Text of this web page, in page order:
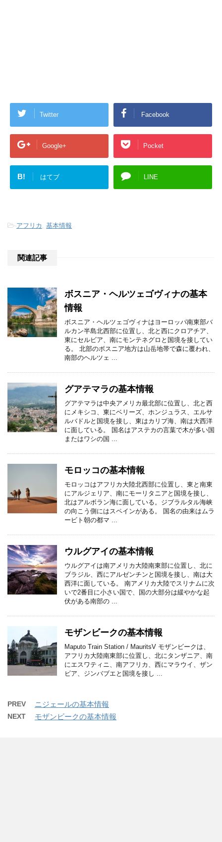
Twitter Facebook
Google+ Pocket
B! はてブ LINE
-アフリカ 基本情報
関連記事
ボスニア・ヘルツェゴヴィナの基本
情報
ボスニア・ヘルツェゴヴィナはヨーロッパ南東部バ
ルカン半島北西部に位置し、北と西にクロアチア、
東にセルビア、南にモンテネグロと国境を接してい
る。 北部のボスニア地方は山岳地帯で森に覆われ、
南部のヘルツェ ...
グアテマラの基本情報
グアテマラは中央アメリカ最北部に位置し、北と西
にメキシコ、東にベリーズ、ホンジュラス、エルサ
ルバドルと国境を接し、東はカリブ海、南は大西洋
に面している。 国名はアステカの言葉で木が多い国
またはワシの国 ...
モロッコの基本情報
モロッコはアフリカ大陸北西部に位置し、東と南東
にアルジェリア、南にモーリタニアと国境を接し、
北はアルボラン海に面している。ジブラルタル海峡
の向こう側にはスペインがある。 国名の由来はムラ
ービト朝の都マ ...
ウルグアイの基本情報
ウルグアイは南アメリカ大陸南東部に位置し、北に
ブラジル、西にアルゼンチンと国境を接し、南は大
西洋に面している。 南アメリカ大陸でスリナムに次
いで2番目に小さい国で、国の大部分は緩やかな起
伏がある南部の ...
モザンビークの基本情報
Maputo Train Station / MauritsV モザンビークは、
アフリカ大陸南東部に位置し、北にタンザニア、南
にエスワティニ、南アフリカ、西にマラウイ、ザン
ビア、ジンバブエと国境を接し ...
PREV ニジェールの基本情報
NEXT モザンビークの基本情報